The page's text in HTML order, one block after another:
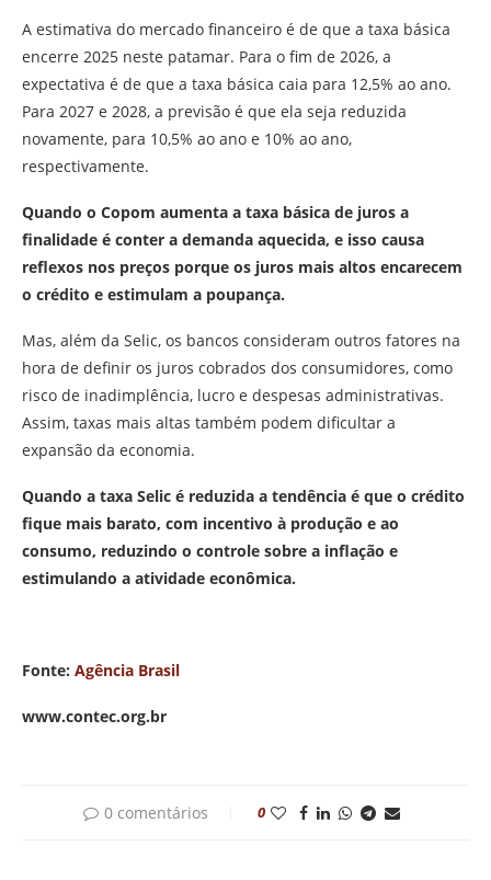
A estimativa do mercado financeiro é de que a taxa básica
encerre 2025 neste patamar. Para o fim de 2026, a
expectativa é de que a taxa básica caia para 12,5% ao ano.
Para 2027 e 2028, a previsão é que ela seja reduzida
novamente, para 10,5% ao ano e 10% ao ano,
respectivamente.
Quando o Copom aumenta a taxa básica de juros a
finalidade é conter a demanda aquecida, e isso causa
reflexos nos preços porque os juros mais altos encarecem
o crédito e estimulam a poupança.
Mas, além da Selic, os bancos consideram outros fatores na
hora de definir os juros cobrados dos consumidores, como
risco de inadimplência, lucro e despesas administrativas.
Assim, taxas mais altas também podem dificultar a
expansão da economia.
Quando a taxa Selic é reduzida a tendência é que o crédito
fique mais barato, com incentivo à produção e ao
consumo, reduzindo o controle sobre a inflação e
estimulando a atividade econômica.
Fonte: Agência Brasil
www.contec.org.br
0 comentários 0